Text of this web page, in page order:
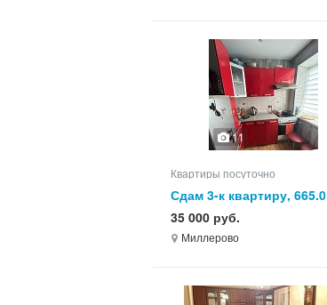
11
Квартиры посуточно
Сдам 3-к квартиру, 665.0
кв.м, этаж 5 из 5
35 000 руб.
Миллерово